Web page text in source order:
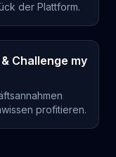
der Plattform.
Challenge my
profitieren.